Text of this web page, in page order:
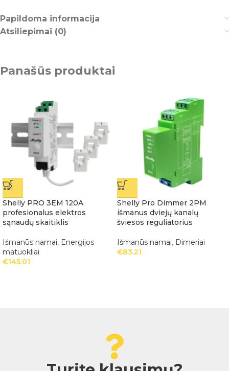
Papildoma informacija
Atsiliepimai (0)
Panašūs produktai
Shelly PRO 3EM 120A
profesionalus elektros
sąnaudų skaitiklis
Išmanūs namai, Energijos
matuokliai
€145.01
Shelly Pro Dimmer 2PM
išmanus dviejų kanalų
šviesos reguliatorius
Išmanūs namai, Dimeriai
€83.21